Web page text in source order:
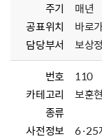
주기
매년
공표위치
바로
담당부서
보상
번호
110
카테고리
보훈
종류
사전정보
6·25